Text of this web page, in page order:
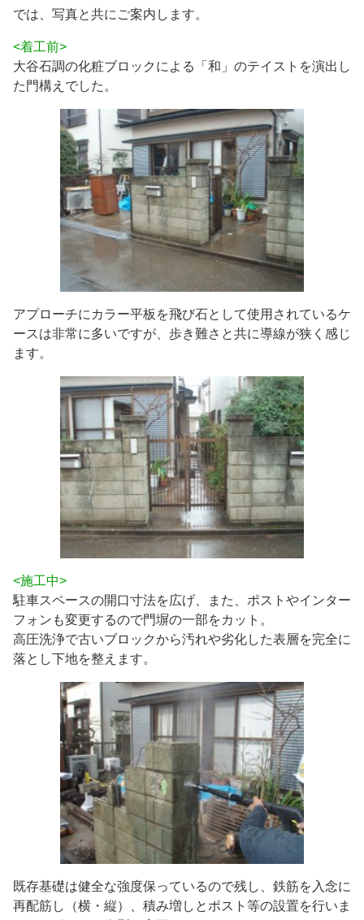
では、写真と共にご案内します。
<着工前>
大谷石調の化粧ブロックによる「和」のテイストを演出し
た門構えでした。
アプローチにカラー平板を飛び石として使用されているケ
ースは非常に多いですが、歩き難さと共に導線が狭く感じ
ます。
<施工中>
駐車スペースの開口寸法を広げ、また、ポストやインター
フォンも変更するので門塀の一部をカット。
高圧洗浄で古いブロックから汚れや劣化した表層を完全に
落とし下地を整えます。
既存基礎は健全な強度保っているので残し、鉄筋を入念に
再配筋し（横・縦）、積み増しとポスト等の設置を行いま